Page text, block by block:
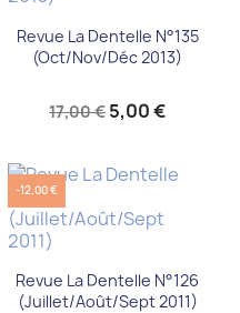
Revue La Dentelle N°135
(Oct/Nov/Déc 2013)
17,00 € 5,00 €
Revue La Dentelle N°126
(Juillet/Août/Sept 2011)
-12,00 €